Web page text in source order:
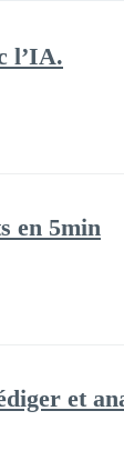
l’IA.
en 5min
et